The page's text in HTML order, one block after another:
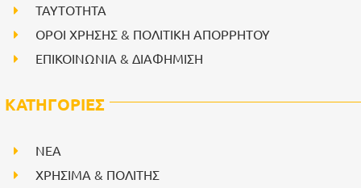
ΤΑΥΤΟΤΗΤΑ
ΟΡΟΙ ΧΡΗΣΗΣ & ΠΟΛΙΤΙΚΗ ΑΠΟΡΡΗΤΟΥ
ΕΠΙΚΟΙΝΩΝΙΑ & ΔΙΑΦΗΜΙΣΗ
ΚΑΤΗΓΟΡΙΕΣ
NEA
ΧΡΗΣΙΜΑ & ΠΟΛΙΤΗΣ